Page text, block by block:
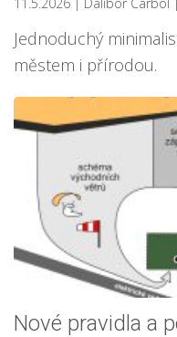
Jednoduchý
městem i přírodou.
Nové pravidla a